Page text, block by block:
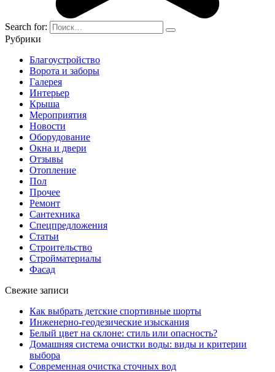
Search for:
Рубрики
Благоустройство
Ворота и заборы
Галерея
Интерьер
Крыша
Мероприятия
Новости
Оборудование
Окна и двери
Отзывы
Отопление
Пол
Прочее
Ремонт
Сантехника
Спецпредложения
Статьи
Строительство
Стройматериалы
Фасад
Свежие записи
Как выбрать детские спортивные шорты
Инженерно-геодезические изыскания
Белый цвет на склоне: стиль или опасность?
Домашняя система очистки воды: виды и критерии
выбора
Современная очистка сточных вод